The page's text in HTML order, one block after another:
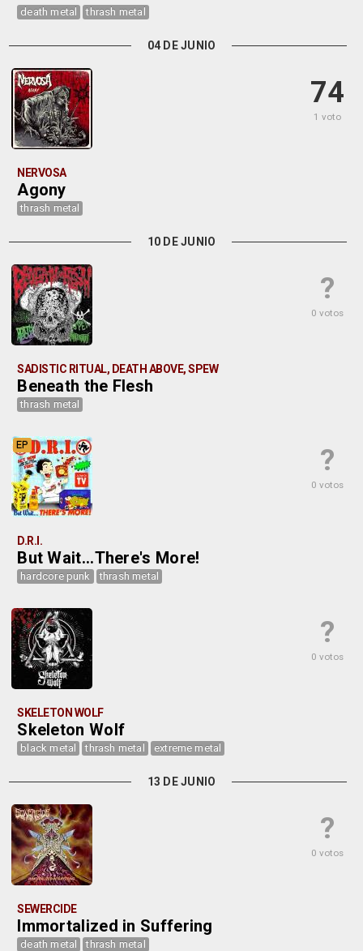
death metal thrash metal
04 DE JUNIO
74
1 voto
NERVOSA
Agony
thrash metal
10 DE JUNIO
?
0 votos
SADISTIC RITUAL, DEATH ABOVE, SPEW
Beneath the Flesh
thrash metal
?
0 votos
EP
D.R.I.
But Wait...There's More!
hardcore punk thrash metal
?
0 votos
SKELETON WOLF
Skeleton Wolf
black metal thrash metal extreme metal
13 DE JUNIO
?
0 votos
SEWERCIDE
Immortalized in Suffering
death metal thrash metal